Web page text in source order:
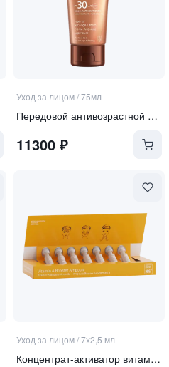
Уход за лицом/75мл
Передовой антивозрастной крем для лица SPF 30
11300₽
Уход за лицом/7х2,5 мл
Концентрат-активатор витамина А для чувствительной кожи